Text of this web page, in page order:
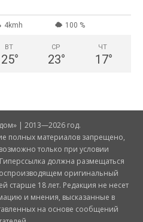
4kmh 100 %
ВТ
25°
СР
23°
ЧТ
17°
| 2013—2026 год.
полных материалов запрещено,
только при условии
должна размещаться
оригинальный
старше 18 лет. Редакция не несет
и мнения, высказанные в
на основе сообщений